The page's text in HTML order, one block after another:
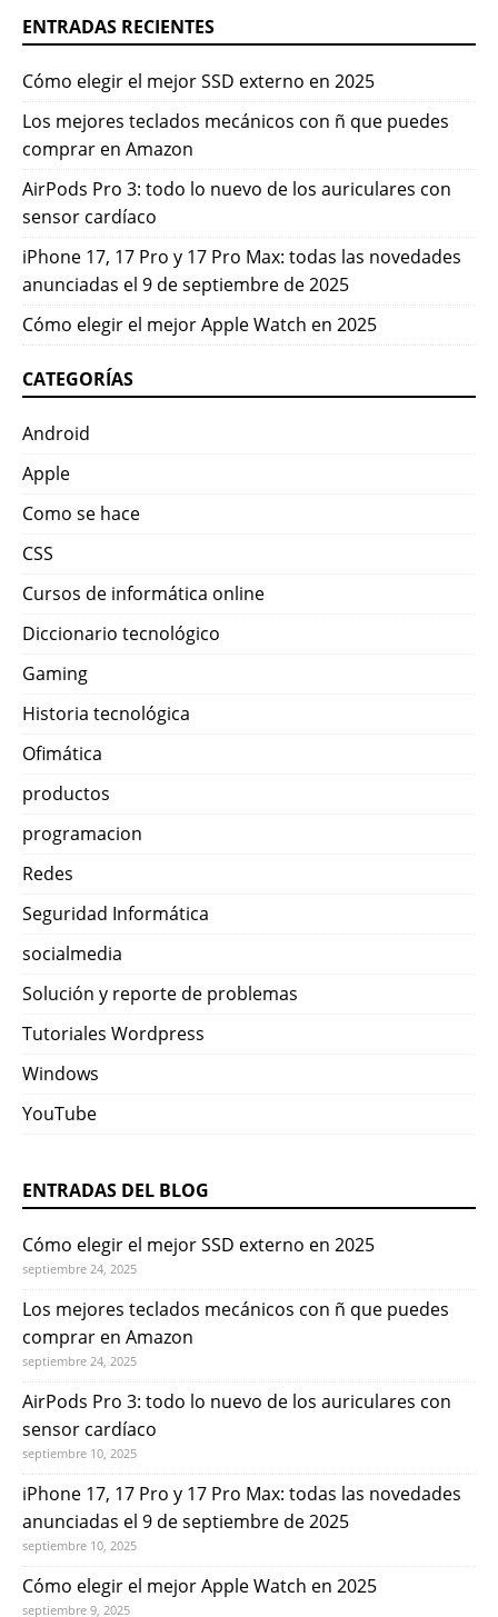
ENTRADAS RECIENTES
Cómo elegir el mejor SSD externo en 2025
Los mejores teclados mecánicos con ñ que puedes
comprar en Amazon
AirPods Pro 3: todo lo nuevo de los auriculares con
sensor cardíaco
iPhone 17, 17 Pro y 17 Pro Max: todas las novedades
anunciadas el 9 de septiembre de 2025
Cómo elegir el mejor Apple Watch en 2025
CATEGORÍAS
Android
Apple
Como se hace
CSS
Cursos de informática online
Diccionario tecnológico
Gaming
Historia tecnológica
Ofimática
productos
programacion
Redes
Seguridad Informática
socialmedia
Solución y reporte de problemas
Tutoriales Wordpress
Windows
YouTube
ENTRADAS DEL BLOG
Cómo elegir el mejor SSD externo en 2025
septiembre 24, 2025
Los mejores teclados mecánicos con ñ que puedes
comprar en Amazon
septiembre 24, 2025
AirPods Pro 3: todo lo nuevo de los auriculares con
sensor cardíaco
septiembre 10, 2025
iPhone 17, 17 Pro y 17 Pro Max: todas las novedades
anunciadas el 9 de septiembre de 2025
septiembre 10, 2025
Cómo elegir el mejor Apple Watch en 2025
septiembre 9, 2025